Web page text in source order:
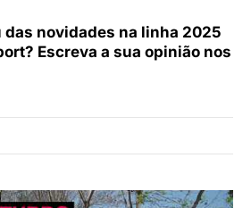
das novidades na linha 2025
Escreva a sua opinião nos